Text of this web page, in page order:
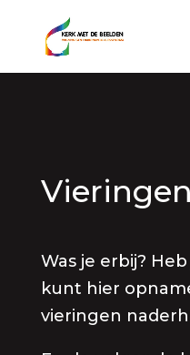
Vieringen
Was je erbij?
kunt hier
vieringen